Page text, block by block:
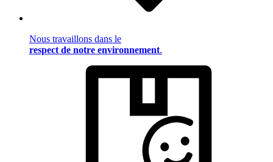
Nous travaillons dans le
respect de notre environnement.